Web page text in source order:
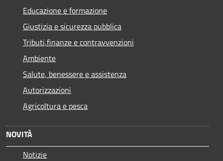
Educazione e formazione
Giustizia e sicurezza pubblica
Tributi,finanze e contravvenzioni
Ambiente
Salute, benessere e assistenza
Autorizzazioni
Agricoltura e pesca
NOVITÀ
Notizie